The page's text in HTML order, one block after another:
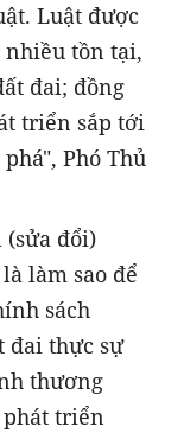
Luật được
nhiều tồn tại,
đai; đồng
triển sắp tới
Phó Thủ
(sửa đổi)
làm sao để
sách
đai thực sự
thương
phát triển